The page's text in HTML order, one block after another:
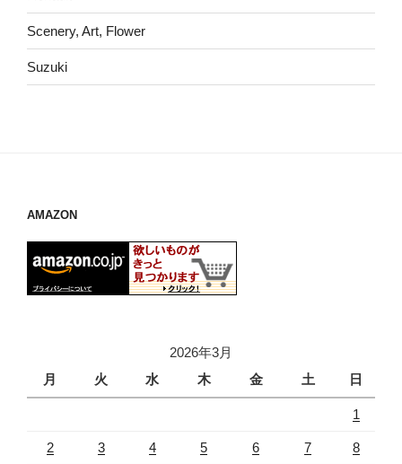
Scenery, Art, Flower
Suzuki
AMAZON
2026年3月
月
火 水 木 金 土 日
1
2 3 4 5 6 7 8